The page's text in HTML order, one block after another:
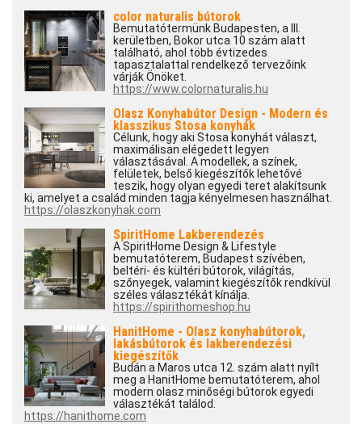
color naturalis bútorok
Bemutatótermünk Budapesten, a III.
kerületben, Bokor utca 10 szám alatt
található, ahol több évtizedes
tapasztalattal rendelkező tervezőink
várják Önöket.
https://www.colornaturalis.hu
Olasz Konyhabútor Design - Modern és
klasszikus Stosa konyhák
Célunk, hogy aki Stosa konyhát választ,
maximálisan elégedett legyen
választásával. A modellek, a színek,
felületek, belső kiegészítők lehetővé
teszik, hogy olyan egyedi teret alakítsunk
ki, amelyet a család minden tagja kényelmesen használhat.
https://olaszkonyhak.com
SpiritHome Lakberendezés
A SpiritHome Design & Lifestyle
bemutatóterem, Budapest szívében,
beltéri- és kültéri bútorok, világítás,
szőnyegek, valamint kiegészítők rendkívül
széles választékát kínálja.
https://spirithomeshop.hu
HanitHome - Olasz konyhabútorok,
lakásbútorok és lakberendezési
kiegészítők
Budán a Maros utca 12. szám alatt nyílt
meg a HanitHome bemutatóterem, ahol
modern olasz minőségi bútorok egyedi
választékát találod.
https://hanithome.com